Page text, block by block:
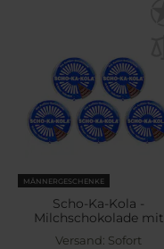
MÄNNERGESCHENKE
Scho-Ka-Kola -
Milchschokolade mit
Koffein - 5 Stück
Versand: Sofort